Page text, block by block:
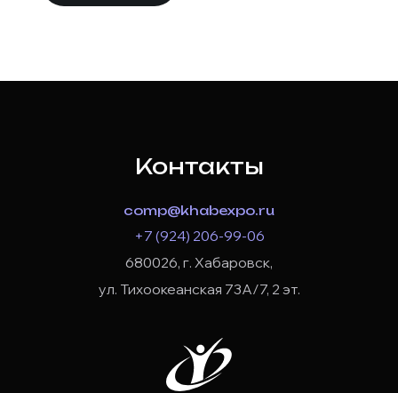
Контакты
comp@khabexpo.ru
+7 (924) 206-99-06
680026, г. Хабаровск,
ул. Тихоокеанская 73А/7, 2 эт.